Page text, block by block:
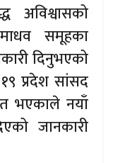
माधव समूहका
दिनुभएको
प्रदेश सांसद
भएकाले नयाँ
जानकारी